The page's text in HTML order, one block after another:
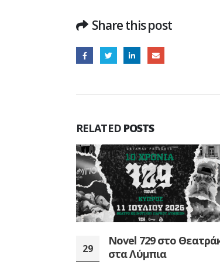
Share this post
RELATED POSTS
23
ΝΕΟΣ ΜΕΓΑΛΟΣ
ΔΙΑΓΩΝΙΣΜΟΣ –